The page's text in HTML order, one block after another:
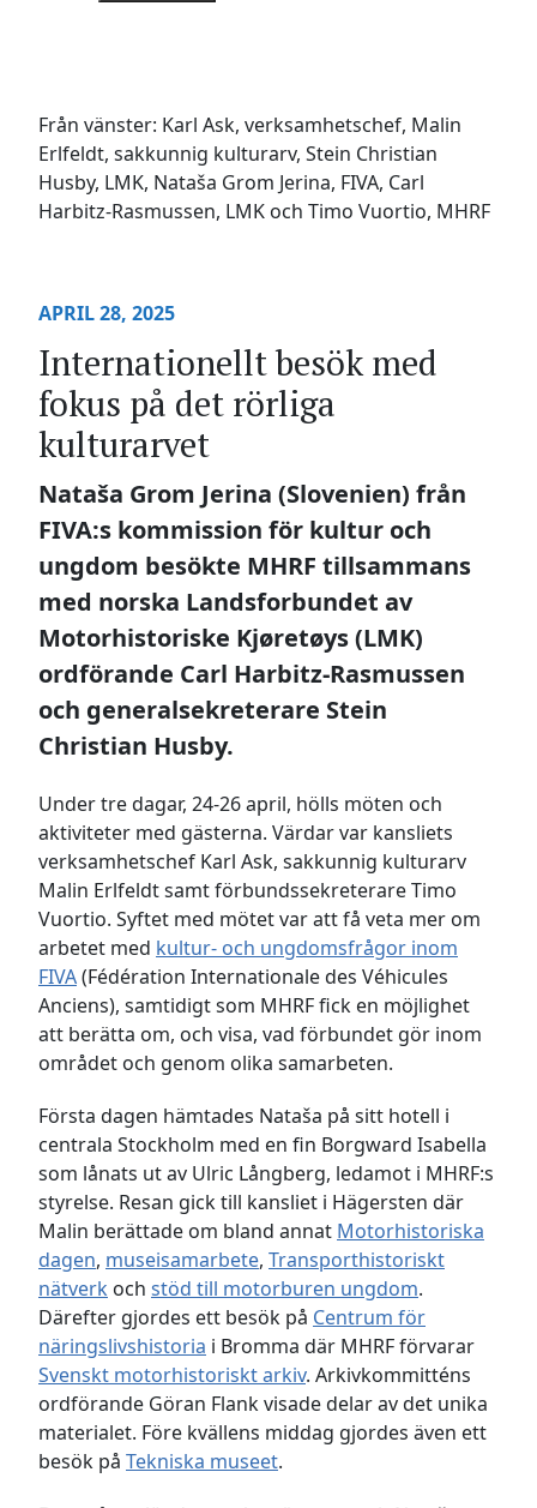
Från vänster: Karl Ask, verksamhetschef, Malin
Erlfeldt, sakkunnig kulturarv, Stein Christian
Husby, LMK, Nataša Grom Jerina, FIVA, Carl
Harbitz-Rasmussen, LMK och Timo Vuortio, MHRF
APRIL 28, 2025
Internationellt besök med
fokus på det rörliga
kulturarvet
Nataša Grom Jerina (Slovenien) från
FIVA:s kommission för kultur och
ungdom besökte MHRF tillsammans
med norska Landsforbundet av
Motorhistoriske Kjøretøys (LMK)
ordförande Carl Harbitz-Rasmussen
och generalsekreterare Stein
Christian Husby.
Under tre dagar, 24-26 april, hölls möten och
aktiviteter med gästerna. Värdar var kansliets
verksamhetschef Karl Ask, sakkunnig kulturarv
Malin Erlfeldt samt förbundssekreterare Timo
Vuortio. Syftet med mötet var att få veta mer om
arbetet med kultur- och ungdomsfrågor inom
FIVA(Fédération Internationale des Véhicules
Anciens), samtidigt som MHRF fick en möjlighet
att berätta om, och visa, vad förbundet gör inom
området och genom olika samarbeten.
Första dagen hämtades Nataša på sitt hotell i
centrala Stockholm med en fin Borgward Isabella
som lånats ut av Ulric Långberg, ledamot i MHRF:s
styrelse. Resan gick till kansliet i Hägersten där
Malin berättade om bland annat Motorhistoriska
dagen, museisamarbete, Transporthistoriskt
nätverk och stöd till motorburen ungdom.
Därefter gjordes ett besök på Centrum för
näringslivshistoria i Bromma där MHRF förvarar
Svenskt motorhistoriskt arkiv. Arkivkommitténs
ordförande Göran Flank visade delar av det unika
materialet. Före kvällens middag gjordes även ett
besök på Tekniska museet.